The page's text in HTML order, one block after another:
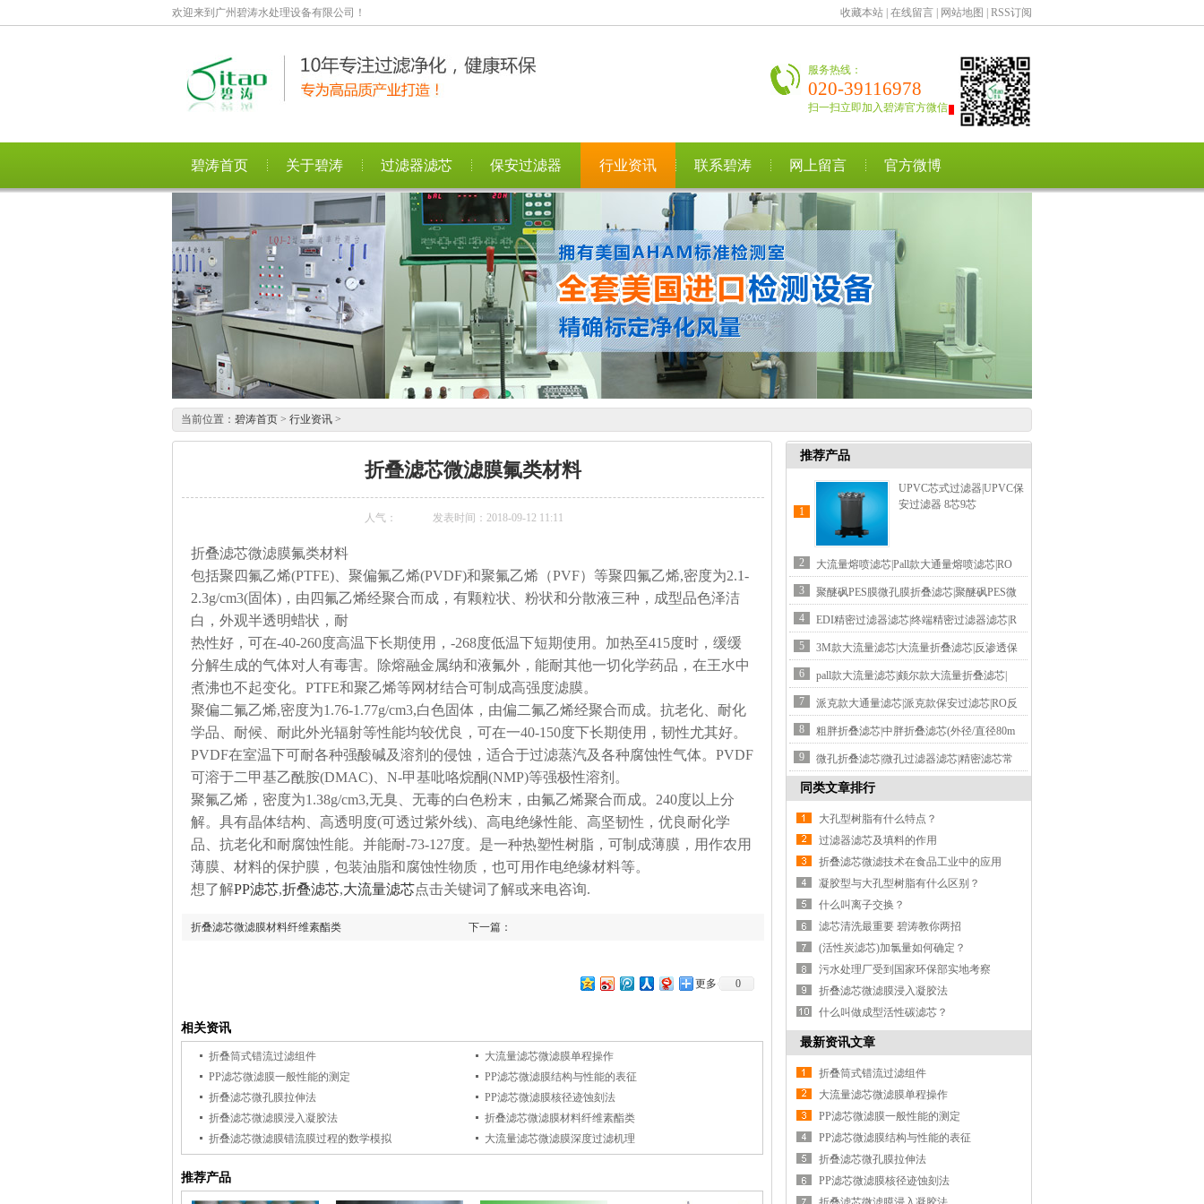
收藏本站 在线留言 网站地图 RSS订阅
欢迎来到广州碧涛水处理设备有限公司！
服务热线：
020-39116978
扫一扫立即加入碧涛官方微信
碧涛首页 关于碧涛 过滤器滤芯 保安过滤器 行业资讯 联系碧涛 网上留言 官方微博
当前位置： 碧涛首页 > 行业资讯 >
折叠滤芯微滤膜氟类材料
人气： 发表时间：2018-09-12 11:11
折叠滤芯微滤膜氟类材料
包括聚四氟乙烯(PTFE)、聚偏氟乙烯(PVDF)和聚氟乙烯（PVF）等聚四氟乙烯,密度为2.1-
2.3g/cm3(固体)，由四氟乙烯经聚合而成，有颗粒状、粉状和分散液三种，成型品色泽洁
白，外观半透明蜡状，耐
热性好，可在-40-260度高温下长期使用，-268度低温下短期使用。加热至415度时，缓缓
分解生成的气体对人有毒害。除熔融金属纳和液氟外，能耐其他一切化学药品，在王水中
煮沸也不起变化。PTFE和聚乙烯等网材结合可制成高强度滤膜。
聚偏二氟乙烯,密度为1.76-1.77g/cm3,白色固体，由偏二氟乙烯经聚合而成。抗老化、耐化
学品、耐候、耐此外光辐射等性能均较优良，可在一40-150度下长期使用，韧性尤其好。
PVDF在室温下可耐各种强酸碱及溶剂的侵蚀，适合于过滤蒸汽及各种腐蚀性气体。PVDF
可溶于二甲基乙酰胺(DMAC)、N-甲基吡咯烷酮(NMP)等强极性溶剂。
聚氟乙烯，密度为1.38g/cm3,无臭、无毒的白色粉末，由氟乙烯聚合而成。240度以上分
解。具有晶体结构、高透明度(可透过紫外线)、高电绝缘性能、高坚韧性，优良耐化学
品、抗老化和耐腐蚀性能。并能耐-73-127度。是一种热塑性树脂，可制成薄膜，用作农用
薄膜、材料的保护膜，包装油脂和腐蚀性物质，也可用作电绝缘材料等。
想了解PP滤芯,折叠滤芯,大流量滤芯点击关键词了解或来电咨询.
下一篇：
折叠滤芯微滤膜材料纤维素酯类
更多 0
相关资讯
折叠筒式错流过滤组件
大流量滤芯微滤膜单程操作
PP滤芯微滤膜一般性能的测定
PP滤芯微滤膜结构与性能的表征
折叠滤芯微孔膜拉伸法
PP滤芯微滤膜核径迹蚀刻法
折叠滤芯微滤膜浸入凝胶法
折叠滤芯微滤膜材料纤维素酯类
折叠滤芯微滤膜错流膜过程的数学模拟
大流量滤芯微滤膜深度过滤机理
推荐产品
推荐产品
1
UPVC芯式过滤器|UPVC保
安过滤器 8芯9芯
2 大流量熔喷滤芯|Pall款大通量熔喷滤芯|RO
3 聚醚砜PES膜微孔膜折叠滤芯|聚醚砜PES微
4 EDI精密过滤器滤芯|终端精密过滤器滤芯|R
5 3M款大流量滤芯|大流量折叠滤芯|反渗透保
6 pall款大流量滤芯|颇尔款大流量折叠滤芯|
7 派克款大通量滤芯|派克款保安过滤芯|RO反
8 粗胖折叠滤芯|中胖折叠滤芯(外径/直径80m
9 微孔折叠滤芯|微孔过滤器滤芯|精密滤芯常
同类文章排行
大孔型树脂有什么特点？
过滤器滤芯及填料的作用
折叠滤芯微滤技术在食品工业中的应用
凝胶型与大孔型树脂有什么区别？
什么叫离子交换？
滤芯清洗最重要 碧涛教你两招
(活性炭滤芯)加氯量如何确定？
污水处理厂受到国家环保部实地考察
折叠滤芯微滤膜浸入凝胶法
什么叫做成型活性碳滤芯？
最新资讯文章
折叠筒式错流过滤组件
大流量滤芯微滤膜单程操作
PP滤芯微滤膜一般性能的测定
PP滤芯微滤膜结构与性能的表征
折叠滤芯微孔膜拉伸法
PP滤芯微滤膜核径迹蚀刻法